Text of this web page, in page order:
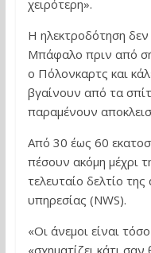
χειρότερη».
Η ηλεκτροδότηση
Μπάφαλο πριν από
ο Πόλονκαρτς και
βγαίνουν από τα
παραμένουν
Από 30 έως 60
πέσουν ακόμη μέχρι
τελευταίο δελτίο της
υπηρεσίας (NWS).
«Οι άνεμοι είναι